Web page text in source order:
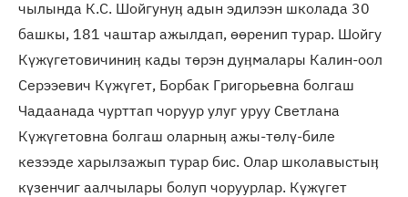
чылында К.С. Шойгунуӊ адын эдилээн школада 30
башкы, 181 чаштар ажылдап, өөренип турар. Шойгу
Күжүгетовичиниӊ кады төрэн дуӊмалары Калин-оол
Серээевич Күжүгет, Борбак Григорьевна болгаш
Чадаанада чурттап чоруур улуг уруу Светлана
Күжүгетовна болгаш оларныӊ ажы-төлү-биле
кезээде харылзажып турар бис. Олар школавыстыӊ
күзенчиг аалчылары болуп чоруурлар. Күжүгет